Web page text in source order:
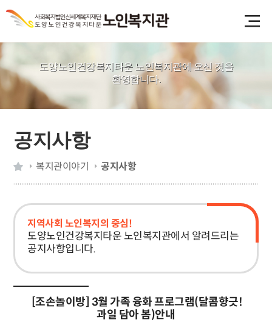
도양노인건강복지타운 노인복지관에 오신 것을
환영합니다.
공지사항
복지관이야기 공지사항
지역사회 노인복지의 중심!
도양노인건강복지타운 노인복지관에서 알려드리는
공지사항입니다.
[조손놀이방] 3월 가족 융화 프로그램(달콤향긋!
과일 담아 봄)안내